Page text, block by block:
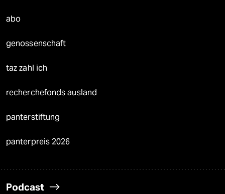
abo
genossenschaft
taz zahl ich
recherchefonds ausland
panterstiftung
panterpreis 2026
Podcast